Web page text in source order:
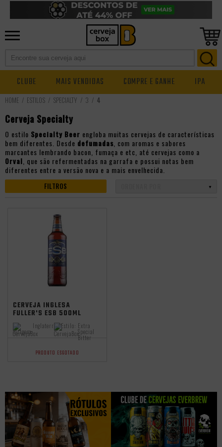
CLUBE MAIS VENDIDAS COMPRE E GANHE IPA
ESTILOS SPECIALTY 3 4
Cerveja Specialty
O estilo Specialty Beer engloba muitas cervejas de características
bem diferentes. Desde defumadas , com aromas e sabores
marcantes lembrando bacon, fumaça e etc, até cervejas como a
Orval , que são refermentadas na garrafa e possui notas bem
diferentes entre a versão nova e a mais envelhecida.
FILTROS
CERVEJA INGLESA
FULLER'S ESB 500ML
Origem:
Inglaterra Estilo: Extra
Special
Bitter
PRODUTO ESGOTADO